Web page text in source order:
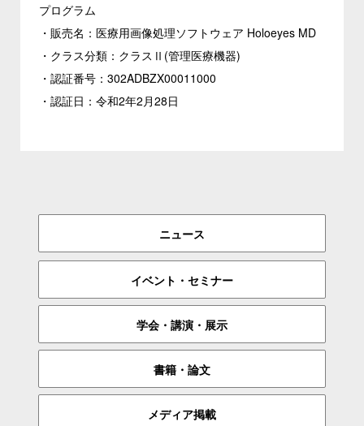
ニュース
イベント・セミナー
学会・講演・展示
書籍・論文
メディア掲載
プログラム
・販売名：医療用画像処理ソフトウェア Holoeyes MD
・クラス分類：クラスⅡ(管理医療機器)
・認証番号：302ADBZX00011000
・認証日：令和2年2月28日